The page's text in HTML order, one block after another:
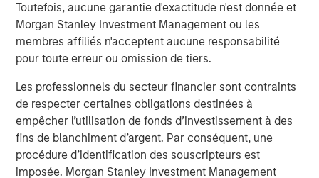
Toutefois, aucune garantie d'exactitude n'est donnée et
Morgan Stanley Investment Management ou les
membres affiliés n'acceptent aucune responsabilité
pour toute erreur ou omission de tiers.
Les professionnels du secteur financier sont contraints
de respecter certaines obligations destinées à
empêcher l’utilisation de fonds d’investissement à des
fins de blanchiment d’argent. Par conséquent, une
procédure d’identification des souscripteurs est
imposée. Morgan Stanley Investment Management
ARTICLE
The MSIM Quantitative Duration